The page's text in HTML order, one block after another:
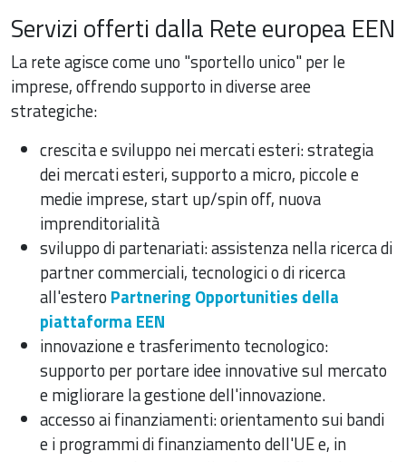
Servizi offerti dalla Rete europea EEN
La rete agisce come uno "sportello unico" per le
imprese, offrendo supporto in diverse aree
strategiche:
crescita e sviluppo nei mercati esteri: strategia
dei mercati esteri, supporto a micro, piccole e
medie imprese, start up/spin off, nuova
imprenditorialità
sviluppo di partenariati: assistenza nella ricerca di
partner commerciali, tecnologici o di ricerca
all'estero Partnering Opportunities della
piattaforma EEN
innovazione e trasferimento tecnologico:
supporto per portare idee innovative sul mercato
e migliorare la gestione dell'innovazione.
accesso ai finanziamenti: orientamento sui bandi
e i programmi di finanziamento dell'UE e, in